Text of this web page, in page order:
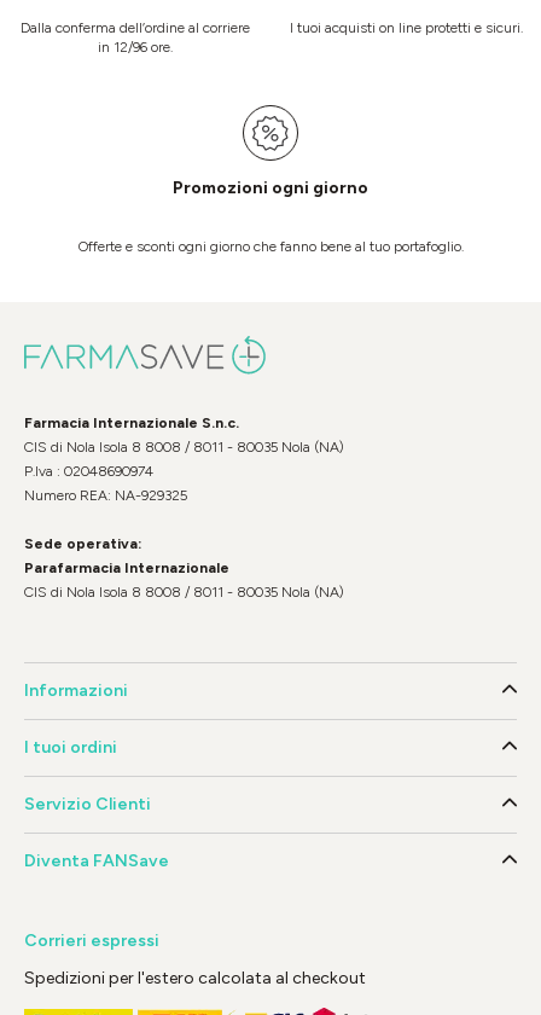
Dalla conferma dell’ordine al corriere
in 12/96 ore.
I tuoi acquisti on line protetti e sicuri.
Promozioni ogni giorno
Offerte e sconti ogni giorno che fanno bene al tuo portafoglio.
Farmacia Internazionale S.n.c.
CIS di Nola Isola 8 8008 / 8011 - 80035 Nola (NA)
P.Iva : 02048690974
Numero REA: NA-929325
Sede operativa:
Parafarmacia Internazionale
CIS di Nola Isola 8 8008 / 8011 - 80035 Nola (NA)
Informazioni
I tuoi ordini
Servizio Clienti
Diventa FANSave
Corrieri espressi
Spedizioni per l'estero calcolata al checkout